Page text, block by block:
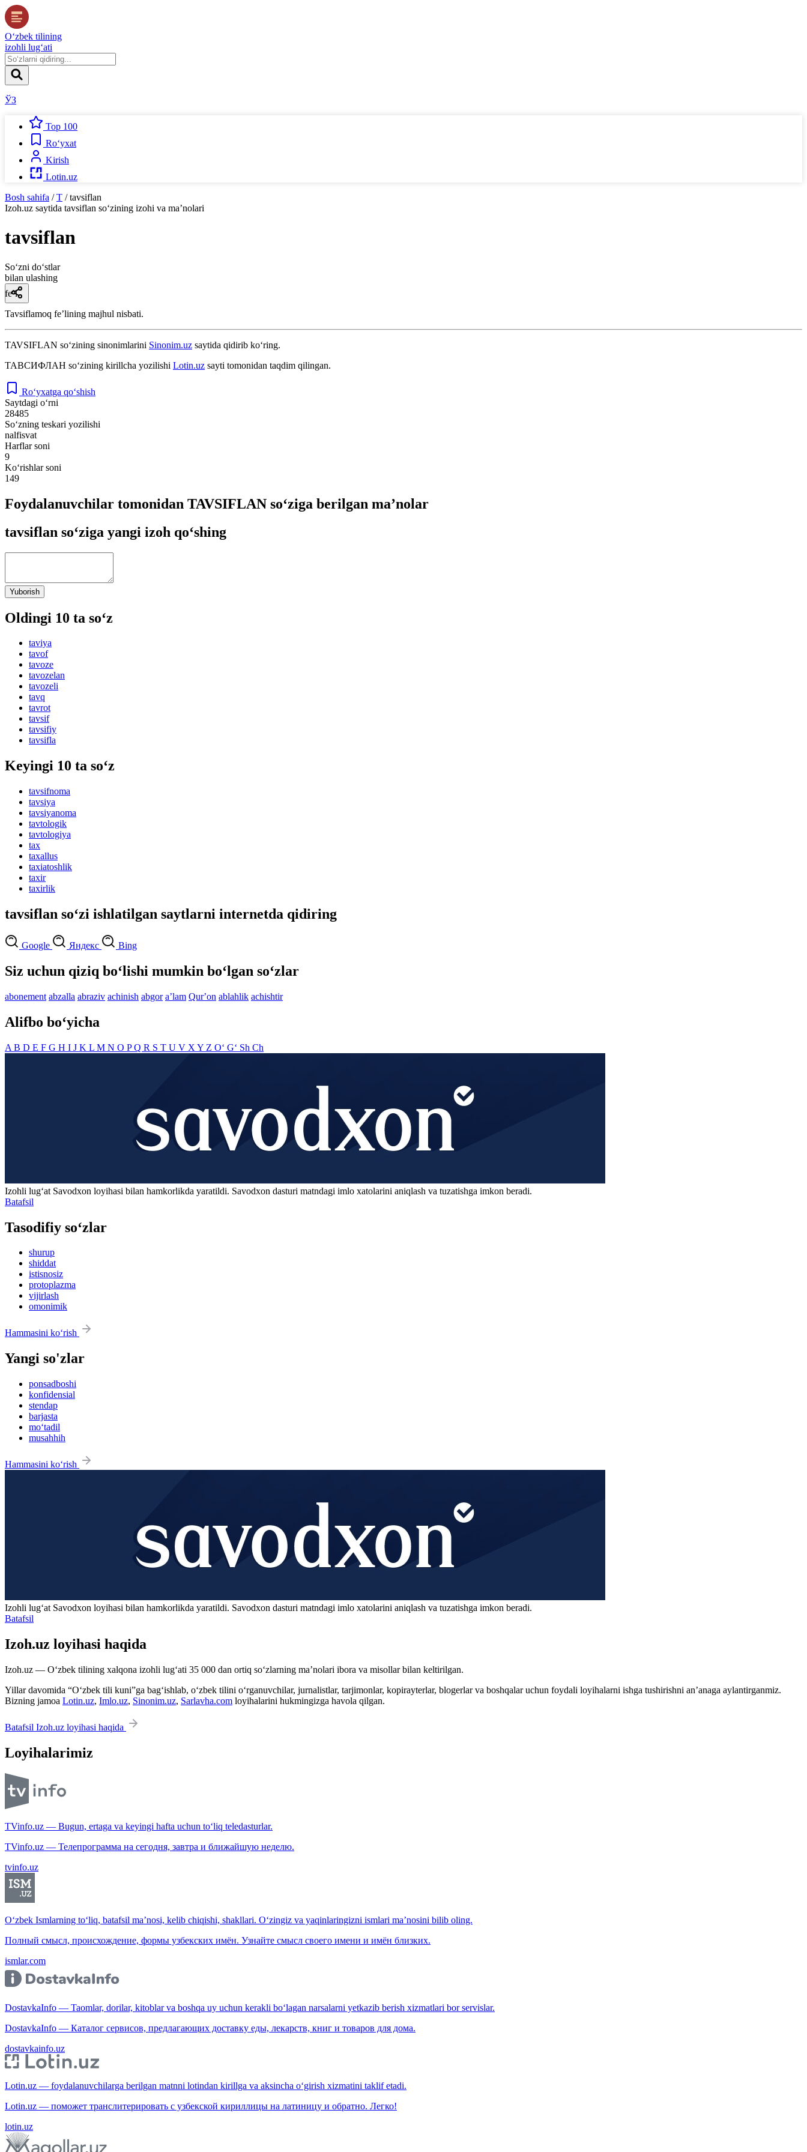
O‘zbek tilining
izohli lug‘ati
ЎЗ
Top 100
Ro‘yxat
Kirish
Lotin.uz
Bosh sahifa / T / tavsiflan
Izoh.uz saytida tavsiflan so‘zining izohi va ma’nolari
tavsiflan
So‘zni do‘stlar
bilan ulashing
fe’l
Tavsiflamoq feʼlining majhul nisbati.
TAVSIFLAN so‘zining sinonimlarini Sinonim.uz saytida qidirib ko‘ring.
ТАВСИФЛАН so‘zining kirillcha yozilishi Lotin.uz sayti tomonidan taqdim qilingan.
Ro‘yxatga qo‘shish
Saytdagi o‘rni
28485
So‘zning teskari yozilishi
nalfisvat
Harflar soni
9
Ko‘rishlar soni
149
Foydalanuvchilar tomonidan TAVSIFLAN so‘ziga berilgan ma’nolar
tavsiflan so‘ziga yangi izoh qo‘shing
Yuborish
Oldingi 10 ta so‘z
taviya
tavof
tavoze
tavozelan
tavozeli
tavq
tavrot
tavsif
tavsifiy
tavsifla
Keyingi 10 ta so‘z
tavsifnoma
tavsiya
tavsiyanoma
tavtologik
tavtologiya
tax
taxallus
taxiatoshlik
taxir
taxirlik
tavsiflan so‘zi ishlatilgan saytlarni internetda qidiring
Google Яндекс Bing
Siz uchun qiziq bo‘lishi mumkin bo‘lgan so‘zlar
abonement abzalla abraziv achinish abgor aʼlam Qurʼon ablahlik achishtir
Alifbo bo‘yicha
A B D E F G H I J K L M N O PQ R S T U V X Y Z O‘ G‘ Sh Ch
Izohli lugʻat Savodxon loyihasi bilan hamkorlikda yaratildi. Savodxon dasturi matndagi imlo xatolarini aniqlash va tuzatishga imkon beradi.
Batafsil
Tasodifiy so‘zlar
shurup
shiddat
istisnosiz
protoplazma
vijirlash
omonimik
Hammasini ko‘rish
Yangi so'zlar
ponsadboshi
konfidensial
stendap
barjasta
mo‘tadil
musahhih
Hammasini ko‘rish
Izohli lugʻat Savodxon loyihasi bilan hamkorlikda yaratildi. Savodxon dasturi matndagi imlo xatolarini aniqlash va tuzatishga imkon beradi.
Batafsil
Izoh.uz loyihasi haqida
Izoh.uz — O‘zbek tilining xalqona izohli lug‘ati 35 000 dan ortiq so‘zlarning ma’nolari ibora va misollar bilan keltirilgan.
Yillar davomida “O‘zbek tili kuni”ga bag‘ishlab, o‘zbek tilini o‘rganuvchilar, jurnalistlar, tarjimonlar, kopirayterlar, blogerlar va boshqalar uchun foydali loyihalarni ishga tushirishni an’anaga aylantirganmiz.
Bizning jamoa Lotin.uz, Imlo.uz, Sinonim.uz, Sarlavha.com loyihalarini hukmingizga havola qilgan.
Batafsil Izoh.uz loyihasi haqida
Loyihalarimiz
TVinfo.uz — Bugun, ertaga va keyingi hafta uchun to‘liq teledasturlar.
TVinfo.uz — Телепрограмма на сегодня, завтра и ближайшую неделю.
tvinfo.uz
O‘zbek Ismlarning to‘liq, batafsil ma’nosi, kelib chiqishi, shakllari. O‘zingiz va yaqinlaringizni ismlari ma’nosini bilib oling.
Полный смысл, происхождение, формы узбекских имён. Узнайте смысл своего имени и имён близких.
ismlar.com
DostavkaInfo — Taomlar, dorilar, kitoblar va boshqa uy uchun kerakli bo‘lagan narsalarni yetkazib berish xizmatlari bor servislar.
DostavkaInfo — Каталог сервисов, предлагающих доставку еды, лекарств, книг и товаров для дома.
dostavkainfo.uz
Lotin.uz — foydalanuvchilarga berilgan matnni lotindan kirillga va aksincha o‘girish xizmatini taklif etadi.
Lotin.uz — поможет транслитерировать с узбекской кириллицы на латиницу и обратно. Легко!
lotin.uz